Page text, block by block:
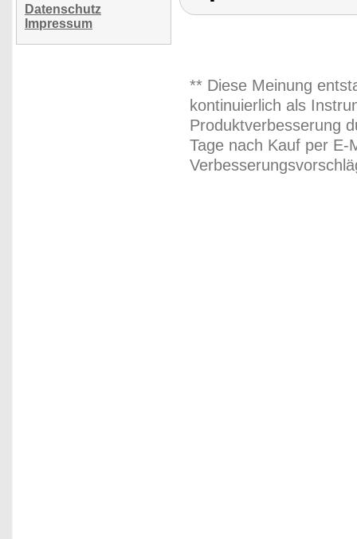
Datenschutz
Impressum
** Diese Meinung
kontinuierlich als
Produktverbesserung
Tage nach Kauf per E-